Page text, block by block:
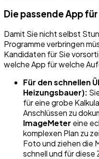
Die passende App
Damit Sie nicht selbst
Programme verbringen
Kandidaten für Sie
welche App für welche
Für den schnellen
Heizungsbauer):
für eine grobe
Anschlüssen zu
ImageMeter eine
komplexen Plan zu
Foto und ziehen die
schnell und für